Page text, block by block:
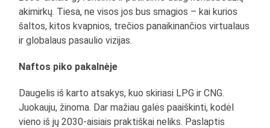
akimirkų. Tiesa, ne visos jos bus smagios – kai kurios
šaltos, kitos kvapnios, trečios panaikinančios virtualaus
ir globalaus pasaulio vizijas.
Naftos piko pakalnėje
Daugelis iš karto atsakys, kuo skiriasi LPG ir CNG.
Juokauju, žinoma. Dar mažiau galės paaiškinti, kodėl
vieno iš jų 2030-aisiais praktiškai neliks. Paslaptis